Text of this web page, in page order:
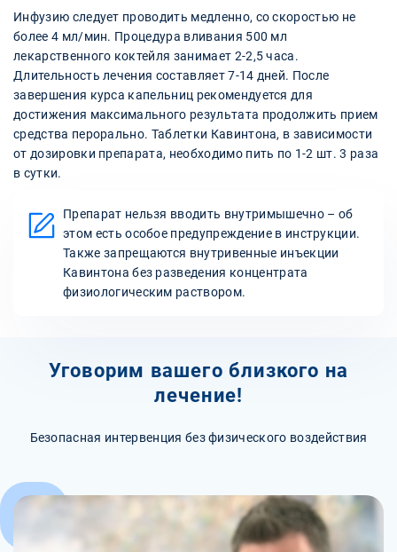
Инфузию следует проводить медленно, со скоростью не
более 4 мл/мин. Процедура вливания 500 мл
лекарственного коктейля занимает 2-2,5 часа.
Длительность лечения составляет 7-14 дней. После
завершения курса капельниц рекомендуется для
достижения максимального результата продолжить прием
средства перорально. Таблетки Кавинтона, в зависимости
от дозировки препарата, необходимо пить по 1-2 шт. 3 раза
в сутки.
Препарат нельзя вводить внутримышечно – об
этом есть особое предупреждение в инструкции.
Также запрещаются внутривенные инъекции
Кавинтона без разведения концентрата
физиологическим раствором.
Уговорим вашего близкого на
лечение!
Безопасная интервенция без физического воздействия